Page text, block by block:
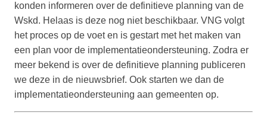
konden informeren over de definitieve planning van de
Wskd. Helaas is deze nog niet beschikbaar. VNG volgt
het proces op de voet en is gestart met het maken van
een plan voor de implementatieondersteuning. Zodra er
meer bekend is over de definitieve planning publiceren
we deze in de nieuwsbrief. Ook starten we dan de
implementatieondersteuning aan gemeenten op.